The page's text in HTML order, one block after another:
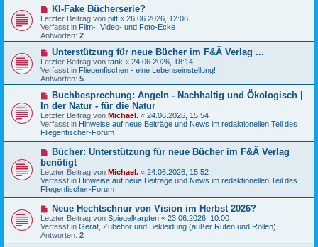
t
r
a
g
N
e
u
e
r
B
e
i
t
r
a
g
KI-Fake Bücherserie?
Letzter Beitrag von pitt « 26.06.2026, 12:06
Verfasst in Film-, Video- und Foto-Ecke
Antworten: 2
N
e
u
e
r
B
e
i
t
r
a
g
Unterstützung für neue Bücher im F&Ä Verlag ...
Letzter Beitrag von tank « 24.06.2026, 18:14
Verfasst in Fliegenfischen - eine Lebenseinstellung!
Antworten: 5
N
u
e
r
B
e
t
r
a
g
Buchbesprechung: Angeln - Nachhaltig und Ökologisch |
In der Natur - für die Natur
Letzter Beitrag von Michael. « 24.06.2026, 15:54
Verfasst in Hinweise auf neue Beiträge und News im redaktionellen Teil des
Fliegenfischer-Forum
N
u
e
r
B
e
t
r
a
g
Bücher: Unterstützung für neue Bücher im F&Ä Verlag
benötigt
Letzter Beitrag von Michael. « 24.06.2026, 15:52
Verfasst in Hinweise auf neue Beiträge und News im redaktionellen Teil des
Fliegenfischer-Forum
N
e
u
e
r
Neue Hechtschnur von Vision im Herbst 2026?
Letzter Beitrag von Spiegelkarpfen « 23.06.2026, 10:00
Verfasst in Gerät, Zubehör und Bekleidung (außer Ruten und Rollen)
Antworten: 2